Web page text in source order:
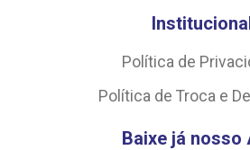
Política de
Política de Troca e
Baixe já nosso